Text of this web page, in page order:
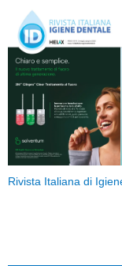
Rivista Italiana di